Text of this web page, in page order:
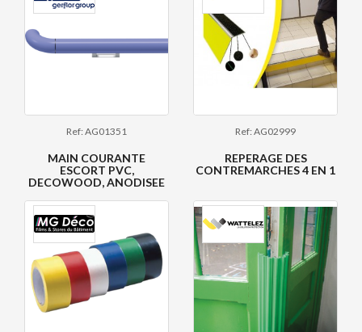
Ref: AG01351
MAIN COURANTE
ESCORT PVC,
DECOWOOD, ANODISEE
Ref: AG02999
REPERAGE DES
CONTREMARCHES 4 EN 1